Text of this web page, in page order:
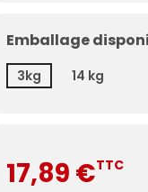
Emballage
3kg 14 kg
17,89 €TTC